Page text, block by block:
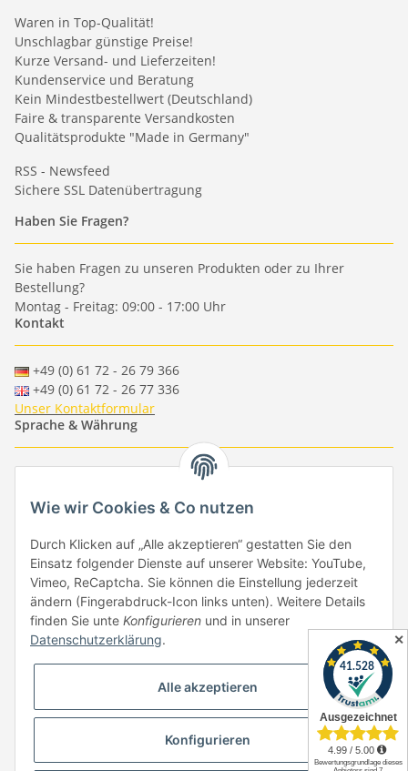
Waren in Top-Qualität!
Unschlagbar günstige Preise!
Kurze Versand- und Lieferzeiten!
Kundenservice und Beratung
Kein Mindestbestellwert (Deutschland)
Faire & transparente Versandkosten
Qualitätsprodukte "Made in Germany"
RSS - Newsfeed
Sichere SSL Datenübertragung
Haben Sie Fragen?
Sie haben Fragen zu unseren Produkten oder zu Ihrer
Bestellung?
Montag - Freitag: 09:00 - 17:00 Uhr
Kontakt
+49 (0) 61 72 - 26 79 366
+49 (0) 61 72 - 26 77 336
Unser Kontaktformular
Sprache & Währung
- - -
-
EUR-GBP-USD-CHF
Händlerbund
Vertrag widerrufen
* Alle Preise inkl. gesetzlicher USt., zzgl.Versand
✕
Wie wir Cookies & Co nutzen
Durch Klicken auf „Alle akzeptieren“ gestatten Sie den
Einsatz folgender Dienste auf unserer Website: YouTube,
Vimeo, ReCaptcha. Sie können die Einstellung jederzeit
ändern (Fingerabdruck-Icon links unten). Weitere Details
finden Sie unte Konfigurieren und in unserer
Datenschutzerklärung.
Alle akzeptieren
Konfigurieren